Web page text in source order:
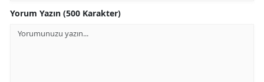
Yorum Yazın (500 Karakter)